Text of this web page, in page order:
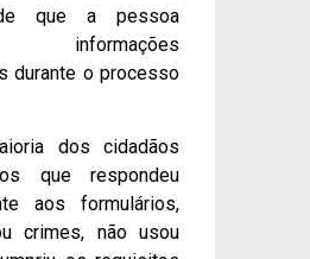
que a pessoa
informações
durante o processo
dos cidadãos
que respondeu
aos formulários,
crimes, não usou